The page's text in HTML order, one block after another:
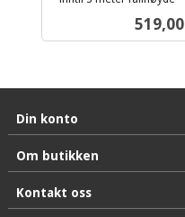
Pris
519,00
Din konto
Om butikken
Kontakt oss